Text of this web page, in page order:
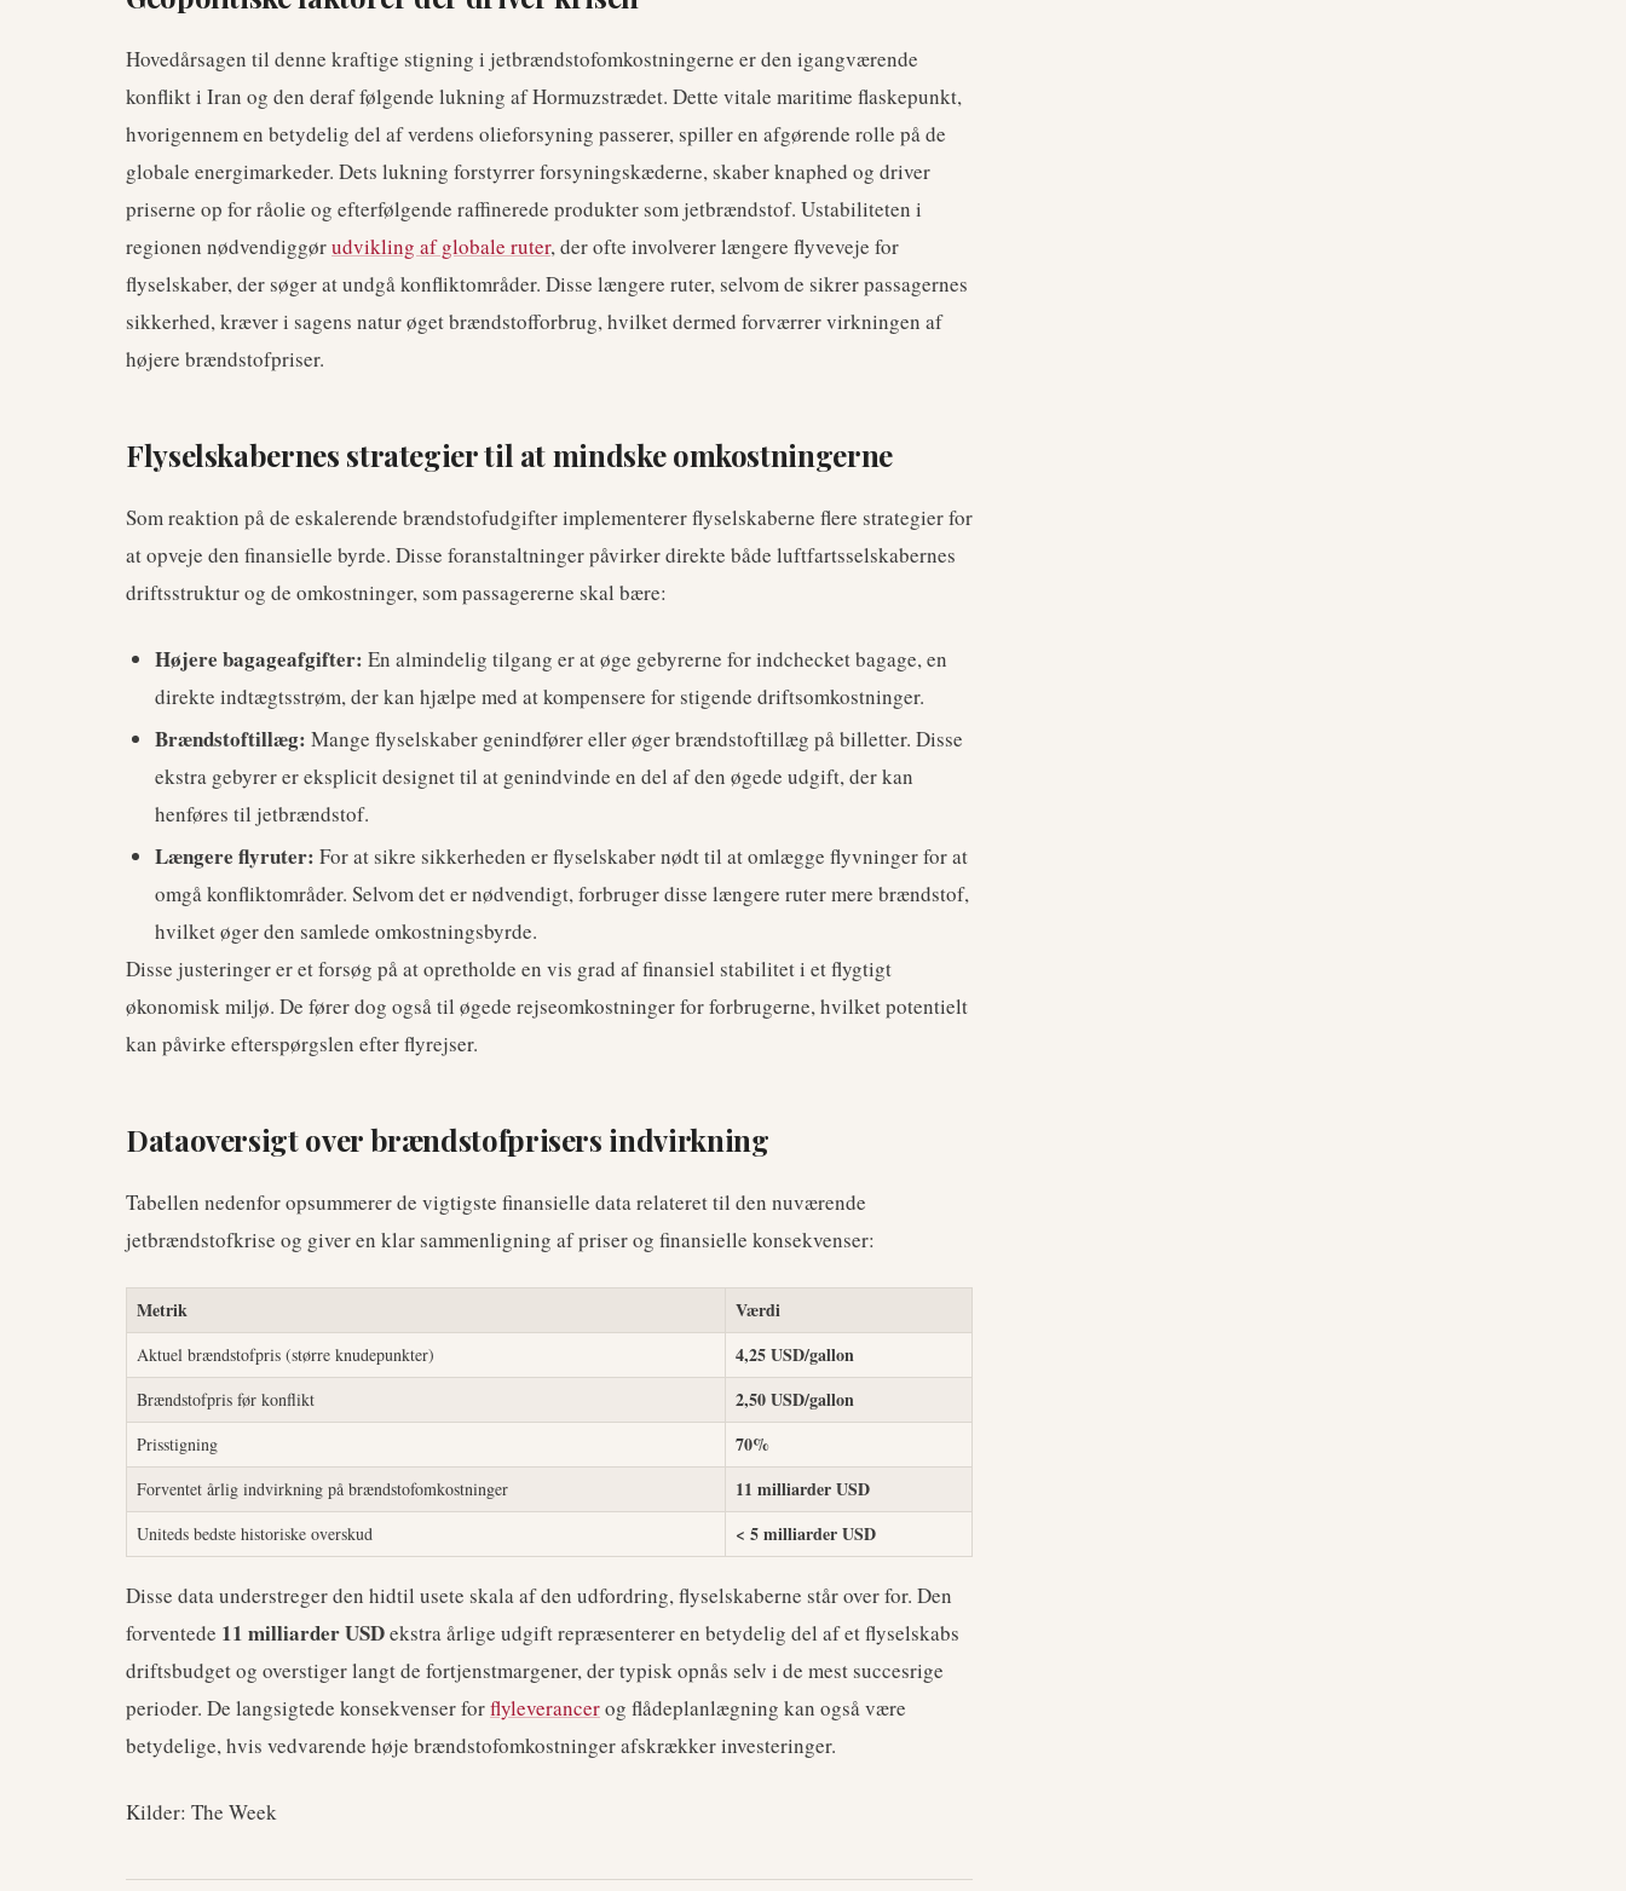
Hovedårsagen til denne kraftige stigning i jetbrændstofomkostningerne er den igangværende
konflikt i Iran og den deraf følgende lukning af Hormuzstrædet. Dette vitale maritime flaskepunkt,
hvorigennem en betydelig del af verdens olieforsyning passerer, spiller en afgørende rolle på de
globale energimarkeder. Dets lukning forstyrrer forsyningskæderne, skaber knaphed og driver
priserne op for råolie og efterfølgende raffinerede produkter som jetbrændstof. Ustabiliteten i
regionen nødvendiggørudvikling af globale ruter, der ofte involverer længere flyveveje for
flyselskaber, der søger at undgå konfliktområder. Disse længere ruter, selvom de sikrer passagernes
sikkerhed, kræver i sagens natur øget brændstofforbrug, hvilket dermed forværrer virkningen af
højere brændstofpriser.
Flyselskabernes strategier til at mindske omkostningerne
Som reaktion på de eskalerende brændstofudgifter implementerer flyselskaberne flere strategier for
at opveje den finansielle byrde. Disse foranstaltninger påvirker direkte både luftfartsselskabernes
driftsstruktur og de omkostninger, som passagererne skal bære:
Højere bagageafgifter: En almindelig tilgang er at øge gebyrerne for indchecket bagage, en
direkte indtægtsstrøm, der kan hjælpe med at kompensere for stigende driftsomkostninger.
Brændstoftillæg: Mange flyselskaber genindfører eller øger brændstoftillæg på billetter. Disse
ekstra gebyrer er eksplicit designet til at genindvinde en del af den øgede udgift, der kan
henføres til jetbrændstof.
Længere flyruter: For at sikre sikkerheden er flyselskaber nødt til at omlægge flyvninger for at
omgå konfliktområder. Selvom det er nødvendigt, forbruger disse længere ruter mere brændstof,
hvilket øger den samlede omkostningsbyrde.
Disse justeringer er et forsøg på at opretholde en vis grad af finansiel stabilitet i et flygtigt
økonomisk miljø. De fører dog også til øgede rejseomkostninger for forbrugerne, hvilket potentielt
kan påvirke efterspørgslen efter flyrejser.
Dataoversigt over brændstofprisers indvirkning
Tabellen nedenfor opsummerer de vigtigste finansielle data relateret til den nuværende
jetbrændstofkrise og giver en klar sammenligning af priser og finansielle konsekvenser:
Metrik Værdi
Aktuel brændstofpris (større knudepunkter) 4,25 USD/gallon
Brændstofpris før konflikt 2,50 USD/gallon
Prisstigning 70%
Forventet årlig indvirkning på brændstofomkostninger 11 milliarder USD
Uniteds bedste historiske overskud < 5 milliarder USD
Disse data understreger den hidtil usete skala af den udfordring, flyselskaberne står over for. Den
forventede 11 milliarder USDekstra årlige udgift repræsenterer en betydelig del af et flyselskabs
driftsbudget og overstiger langt de fortjenstmargener, der typisk opnås selv i de mest succesrige
perioder. De langsigtede konsekvenser forflyleverancerog flådeplanlægning kan også være
betydelige, hvis vedvarende høje brændstofomkostninger afskrækker investeringer.
Kilder: The Week